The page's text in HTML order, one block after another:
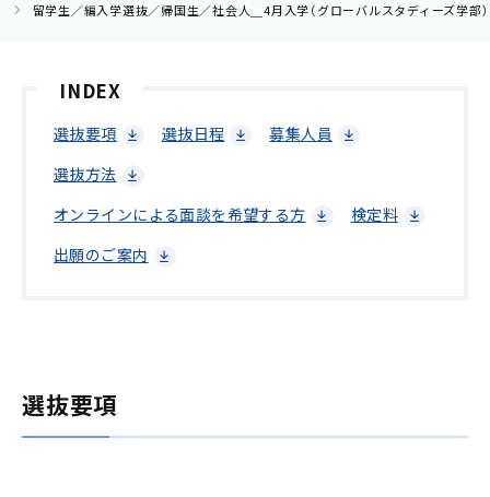
留学生／編入学選抜／帰国生／社会人＿4月入学（グローバルスタディーズ学部）
INDEX
選抜要項 選抜日程
募集人員
選抜方法
オンラインによる面談を希望する方
検定料
出願のご案内
選抜要項